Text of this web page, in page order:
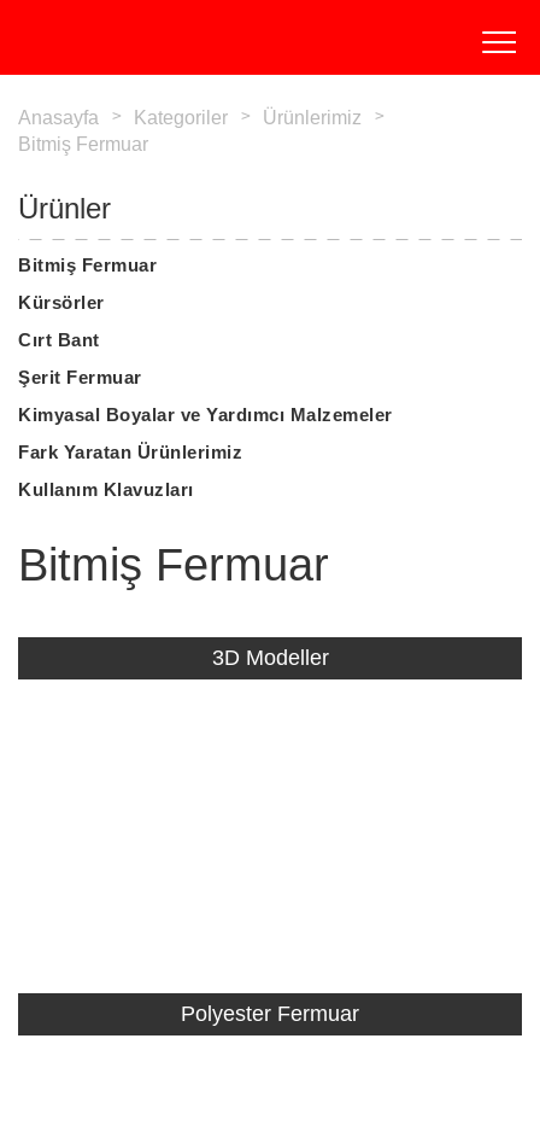
Anasayfa Kategoriler
Ürünlerimiz
Bitmiş Fermuar
Ürünler
Bitmiş Fermuar
Kürsörler
Cırt Bant
Şerit Fermuar
Kimyasal Boyalar ve Yardımcı Malzemeler
Fark Yaratan Ürünlerimiz
Kullanım Klavuzları
Bitmiş Fermuar
3D Modeller
Polyester Fermuar